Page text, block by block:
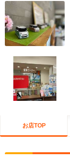
お店TOP